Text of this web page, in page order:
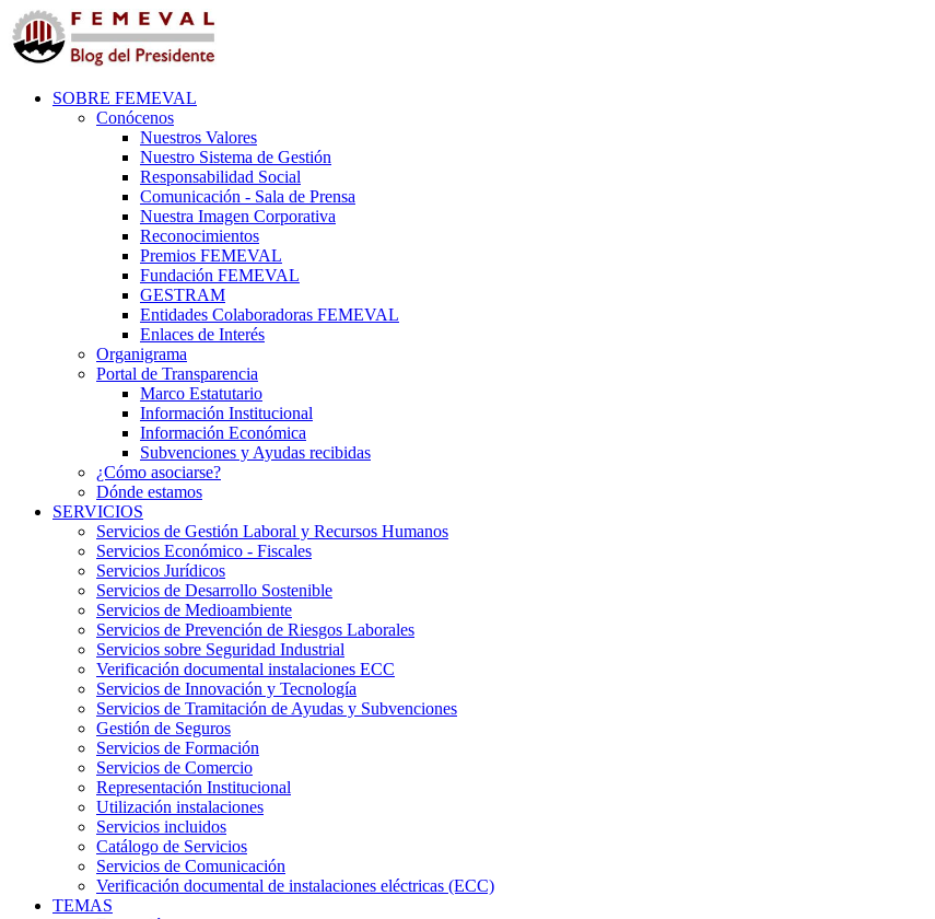
SOBRE FEMEVAL
Conócenos
Nuestros Valores
Nuestro Sistema de Gestión
Responsabilidad Social
Comunicación - Sala de Prensa
Nuestra Imagen Corporativa
Reconocimientos
Premios FEMEVAL
Fundación FEMEVAL
GESTRAM
Entidades Colaboradoras FEMEVAL
Enlaces de Interés
Organigrama
Portal de Transparencia
Marco Estatutario
Información Institucional
Información Económica
Subvenciones y Ayudas recibidas
¿Cómo asociarse?
Dónde estamos
SERVICIOS
Servicios de Gestión Laboral y Recursos Humanos
Servicios Económico - Fiscales
Servicios Jurídicos
Servicios de Desarrollo Sostenible
Servicios de Medioambiente
Servicios de Prevención de Riesgos Laborales
Servicios sobre Seguridad Industrial
Verificación documental instalaciones ECC
Servicios de Innovación y Tecnología
Servicios de Tramitación de Ayudas y Subvenciones
Gestión de Seguros
Servicios de Formación
Servicios de Comercio
Representación Institucional
Utilización instalaciones
Servicios incluidos
Catálogo de Servicios
Servicios de Comunicación
Verificación documental de instalaciones eléctricas (ECC)
TEMAS